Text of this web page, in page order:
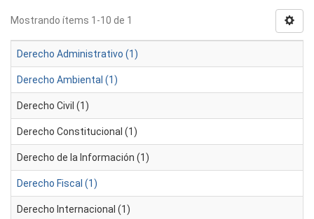
Mostrando ítems 1-10 de 1
Derecho Administrativo (1)
Derecho Ambiental (1)
Derecho Civil (1)
Derecho Constitucional (1)
Derecho de la Información (1)
Derecho Fiscal (1)
Derecho Internacional (1)